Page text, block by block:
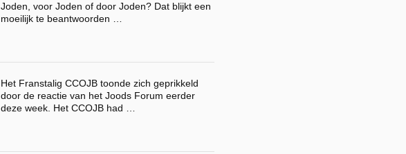
Joden, voor Joden of door Joden? Dat blijkt een
moeilijk te beantwoorden …
Het Franstalig CCOJB toonde zich geprikkeld
door de reactie van het Joods Forum eerder
deze week. Het CCOJB had …